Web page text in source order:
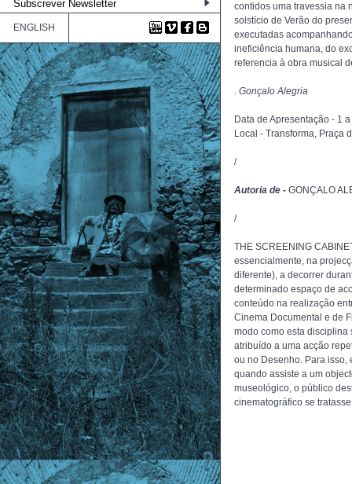
ENGLISH
contidos uma travessia na
solstício de Verão do
executadas
ineficiência humana, do
referencia à obra musical
. Gonçalo Alegria
Data de Apresentação - 1
Local - Transforma, Praça
/
Autoria de - GONÇALO
/
THE SCREENING
essencialmente, na
diferente), a decorrer
determinado espaço de
conteúdo na realização
Cinema Documental e de
modo como esta disciplina
atribuído a uma acção
ou no Desenho. Para isso,
quando assiste a um
museológico, o público
cinematográfico se